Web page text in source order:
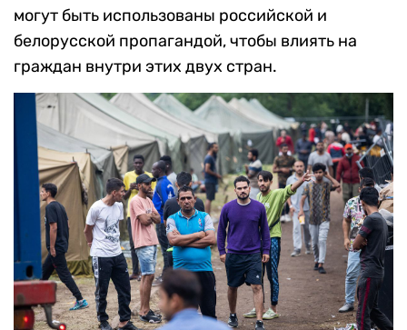
могут быть использованы российской и
белорусской пропагандой, чтобы влиять на
граждан внутри этих двух стран.